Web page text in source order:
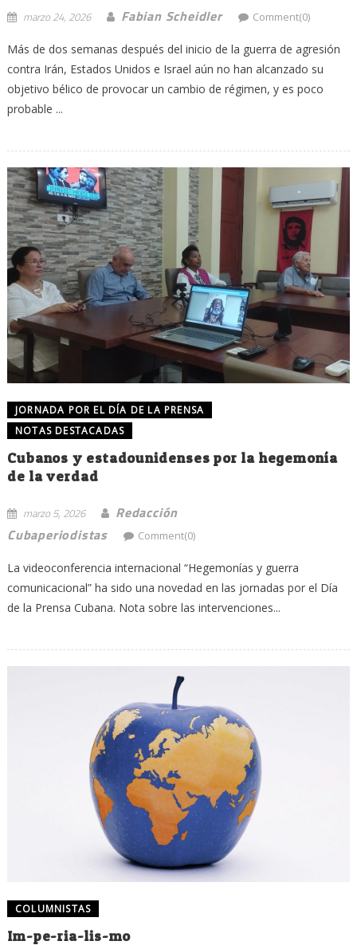
marzo 24, 2026 Fabian Scheidler Comment(0)
Más de dos semanas después del inicio de la guerra de agresión
contra Irán, Estados Unidos e Israel aún no han alcanzado su
objetivo bélico de provocar un cambio de régimen, y es poco
probable ...
JORNADA POR EL DÍA DE LA PRENSA
NOTAS DESTACADAS
Cubanos y estadounidenses por la hegemonía
de la verdad
marzo 5, 2026
Redacción
Cubaperiodistas
Comment(0)
La videoconferencia internacional “Hegemonías y guerra
comunicacional” ha sido una novedad en las jornadas por el Día
de la Prensa Cubana. Nota sobre las intervenciones...
COLUMNISTAS
Im-pe-ria-lis-mo